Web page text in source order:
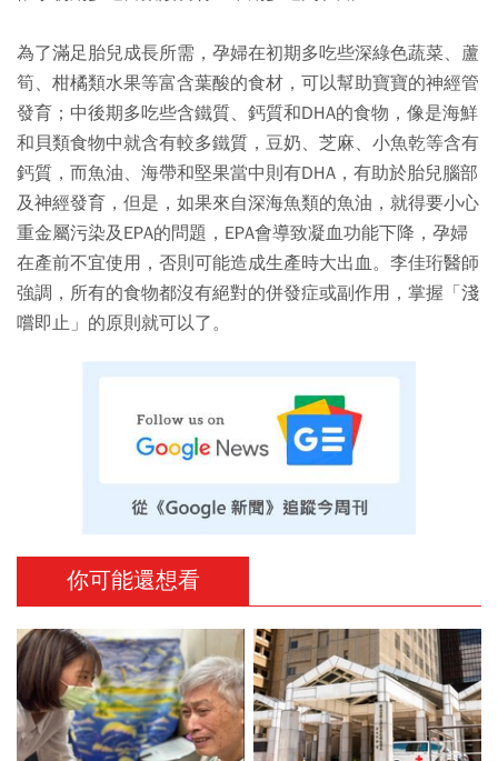
為了滿足胎兒成長所需，孕婦在初期多吃些深綠色蔬菜、蘆
筍、柑橘類水果等富含葉酸的食材，可以幫助寶寶的神經管
發育；中後期多吃些含鐵質、鈣質和DHA的食物，像是海鮮
和貝類食物中就含有較多鐵質，豆奶、芝麻、小魚乾等含有
鈣質，而魚油、海帶和堅果當中則有DHA，有助於胎兒腦部
及神經發育，但是，如果來自深海魚類的魚油，就得要小心
重金屬污染及EPA的問題，EPA會導致凝血功能下降，孕婦
在產前不宜使用，否則可能造成生產時大出血。李佳珩醫師
強調，所有的食物都沒有絕對的併發症或副作用，掌握「淺
嚐即止」的原則就可以了。
你可能還想看